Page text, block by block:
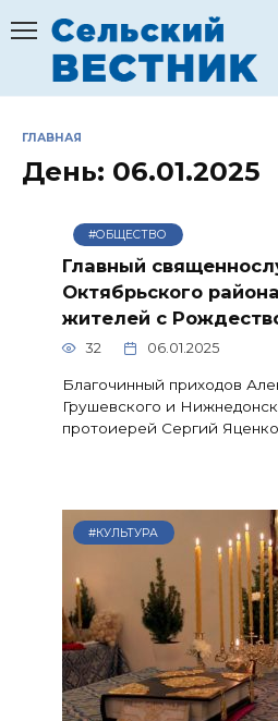
содержанию
ГЛАВНАЯ
День: 06.01.2025
#ОБЩЕСТВО
Главный
Октябрьского
жителей с
32 06.01.2025
Благочинный приходов
Грушевского и
протоиерей Сергий
#КУЛЬТУРА